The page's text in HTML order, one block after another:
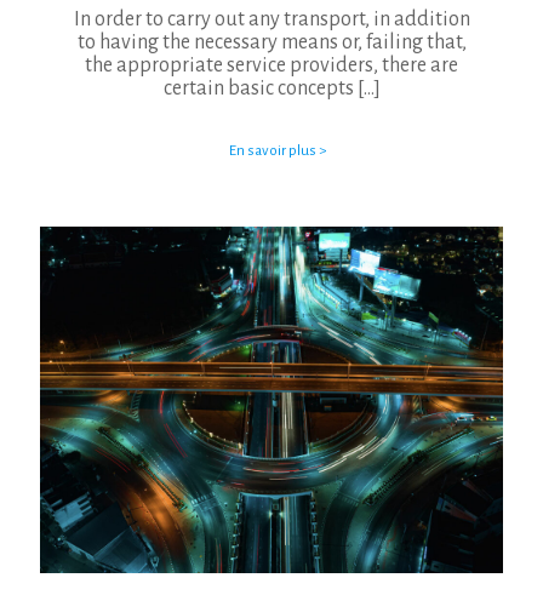
In order to carry out any transport, in addition
to having the necessary means or, failing that,
the appropriate service providers, there are
certain basic concepts […]
En savoir plus >